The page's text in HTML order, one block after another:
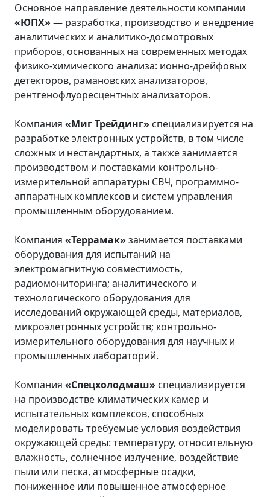
Основное направление деятельности компании
«ЮПХ» — разработка, производство и внедрение
аналитических и аналитико-досмотровых
приборов, основанных на современных методах
физико-химического анализа: ионно-дрейфовых
детекторов, рамановских анализаторов,
рентгенофлуоресцентных анализаторов.
Компания «Миг Трейдинг» специализируется на
разработке электронных устройств, в том числе
сложных и нестандартных, а также занимается
производством и поставками контрольно-
измерительной аппаратуры СВЧ, программно-
аппаратных комплексов и систем управления
промышленным оборудованием.
Компания «Террамак» занимается поставками
оборудования для испытаний на
электромагнитную совместимость,
радиомониторинга; аналитического и
технологического оборудования для
исследований окружающей среды, материалов,
микроэлетронных устройств; контрольно-
измерительного оборудования для научных и
промышленных лабораторий.
Компания «Спецхолодмаш» специализируется
на производстве климатических камер и
испытательных комплексов, способных
моделировать требуемые условия воздействия
окружающей среды: температуру, относительную
влажность, солнечное излучение, воздействие
пыли или песка, атмосферные осадки,
пониженное или повышенное атмосферное